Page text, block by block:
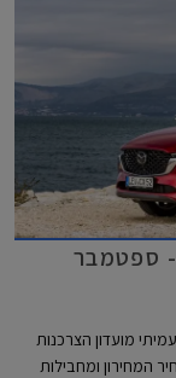
- ספטמבר
מועדון הצרכנות
המחירון ומחבילות